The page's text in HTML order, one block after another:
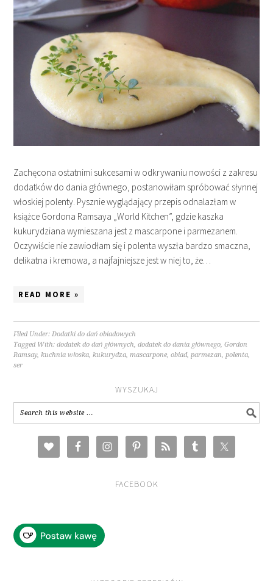
Zachęcona ostatnimi sukcesami w odkrywaniu nowości z zakresu
dodatków do dania głównego, postanowiłam spróbować słynnej
włoskiej polenty. Pysznie wyglądający przepis odnalazłam w
książce Gordona Ramsaya „World Kitchen”, gdzie kaszka
kukurydziana wymieszana jest z mascarpone i parmezanem.
Oczywiście nie zawiodłam się i polenta wyszła bardzo smaczna,
delikatna i kremowa, a najfajniejsze jest w niej to, że…
READ MORE »
Filed Under:Dodatki do dań obiadowych
Tagged With:dodatek do dań głównych,dodatek do dania głównego,Gordon
Ramsay,kuchnia włoska,kukurydza,mascarpone,obiad,parmezan,polenta,
ser
WYSZUKAJ
FACEBOOK